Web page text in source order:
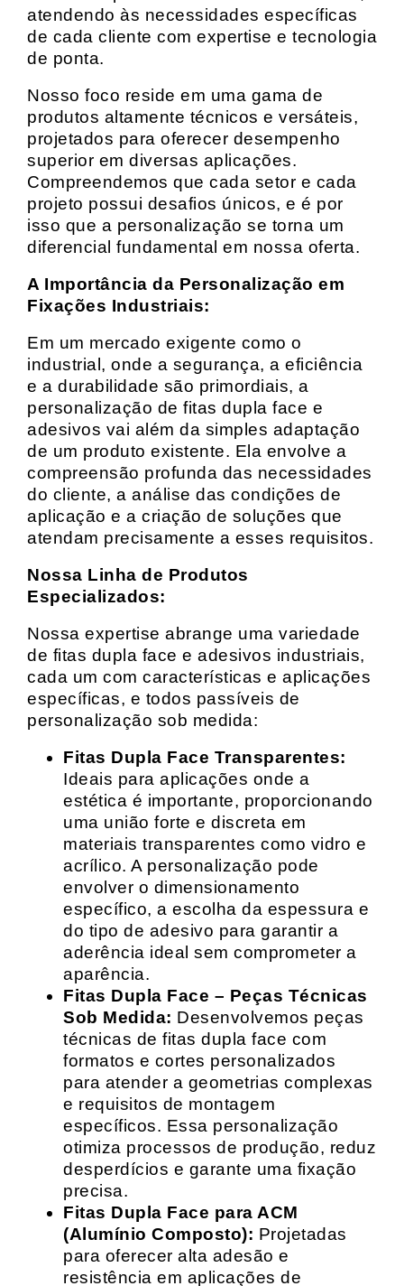
atendendo às necessidades específicas
de cada cliente com expertise e tecnologia
de ponta.
Nosso foco reside em uma gama de
produtos altamente técnicos e versáteis,
projetados para oferecer desempenho
superior em diversas aplicações.
Compreendemos que cada setor e cada
projeto possui desafios únicos, e é por
isso que a personalização se torna um
diferencial fundamental em nossa oferta.
A Importância da Personalização em
Fixações Industriais:
Em um mercado exigente como o
industrial, onde a segurança, a eficiência
e a durabilidade são primordiais, a
personalização de fitas dupla face e
adesivos vai além da simples adaptação
de um produto existente. Ela envolve a
compreensão profunda das necessidades
do cliente, a análise das condições de
aplicação e a criação de soluções que
atendam precisamente a esses requisitos.
Nossa Linha de Produtos
Especializados:
Nossa expertise abrange uma variedade
de fitas dupla face e adesivos industriais,
cada um com características e aplicações
específicas, e todos passíveis de
personalização sob medida:
Fitas Dupla Face Transparentes:
Ideais para aplicações onde a
estética é importante, proporcionando
uma união forte e discreta em
materiais transparentes como vidro e
acrílico. A personalização pode
envolver o dimensionamento
específico, a escolha da espessura e
do tipo de adesivo para garantir a
aderência ideal sem comprometer a
aparência.
Fitas Dupla Face – Peças Técnicas
Sob Medida: Desenvolvemos peças
técnicas de fitas dupla face com
formatos e cortes personalizados
para atender a geometrias complexas
e requisitos de montagem
específicos. Essa personalização
otimiza processos de produção, reduz
desperdícios e garante uma fixação
precisa.
Fitas Dupla Face para ACM
(Alumínio Composto): Projetadas
para oferecer alta adesão e
resistência em aplicações de